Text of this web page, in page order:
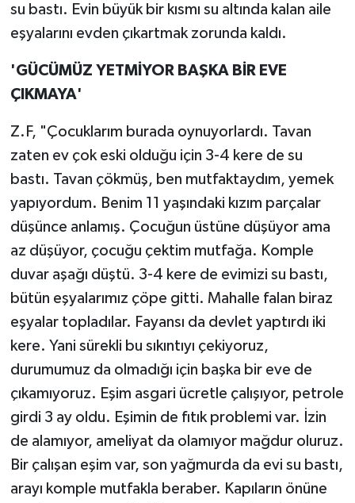
su bastı. Evin büyük bir kısmı su altında kalan aile
eşyalarını evden çıkartmak zorunda kaldı.
'GÜCÜMÜZ YETMİYOR BAŞKA BİR EVE
ÇIKMAYA'
Z.F, "Çocuklarım burada oynuyorlardı. Tavan
zaten ev çok eski olduğu için 3-4 kere de su
bastı. Tavan çökmüş, ben mutfaktaydım, yemek
yapıyordum. Benim 11 yaşındaki kızım parçalar
düşünce anlamış. Çocuğun üstüne düşüyor ama
az düşüyor, çocuğu çektim mutfağa. Komple
duvar aşağı düştü. 3-4 kere de evimizi su bastı,
bütün eşyalarımız çöpe gitti. Mahalle falan biraz
eşyalar topladılar. Fayansı da devlet yaptırdı iki
kere. Yani sürekli bu sıkıntıyı çekiyoruz,
durumumuz da olmadığı için başka bir eve de
çıkamıyoruz. Eşim asgari ücretle çalışıyor, petrole
girdi 3 ay oldu. Eşimin de fıtık problemi var. İzin
de alamıyor, ameliyat da olamıyor mağdur oluruz.
Bir çalışan eşim var, son yağmurda da evi su bastı,
arayı komple mutfakla beraber. Kapıların önüne